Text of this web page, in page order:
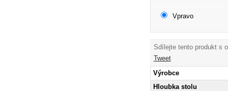
Vpravo
Sdílejte tento produkt s
Tweet
Výrobce
Hloubka stolu